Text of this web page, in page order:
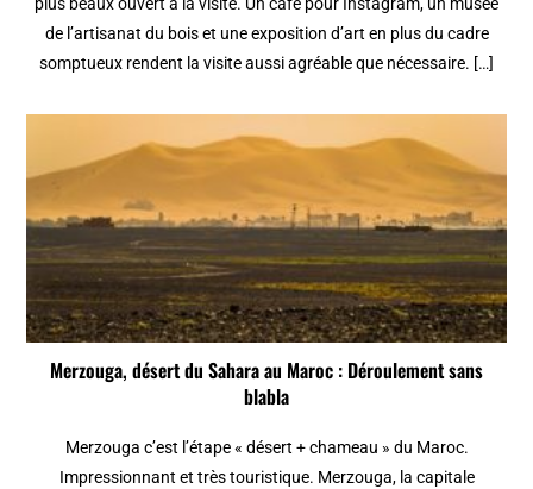
de l’artisanat du bois et une exposition d’art en plus du cadre
somptueux rendent la visite aussi agréable que nécessaire. […]
Merzouga, désert du Sahara au Maroc : Déroulement sans
blabla
Merzouga c’est l’étape « désert + chameau » du Maroc.
Impressionnant et très touristique. Merzouga, la capitale